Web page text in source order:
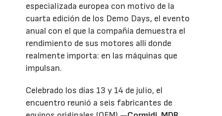
especializada europea con motivo de la
cuarta edición de los Demo Days, el evento
anual con el que la compañía demuestra el
rendimiento de sus motores allí donde
realmente importa: en las máquinas que
impulsan.
Celebrado los días 13 y 14 de julio, el
encuentro reunió a seis fabricantes de